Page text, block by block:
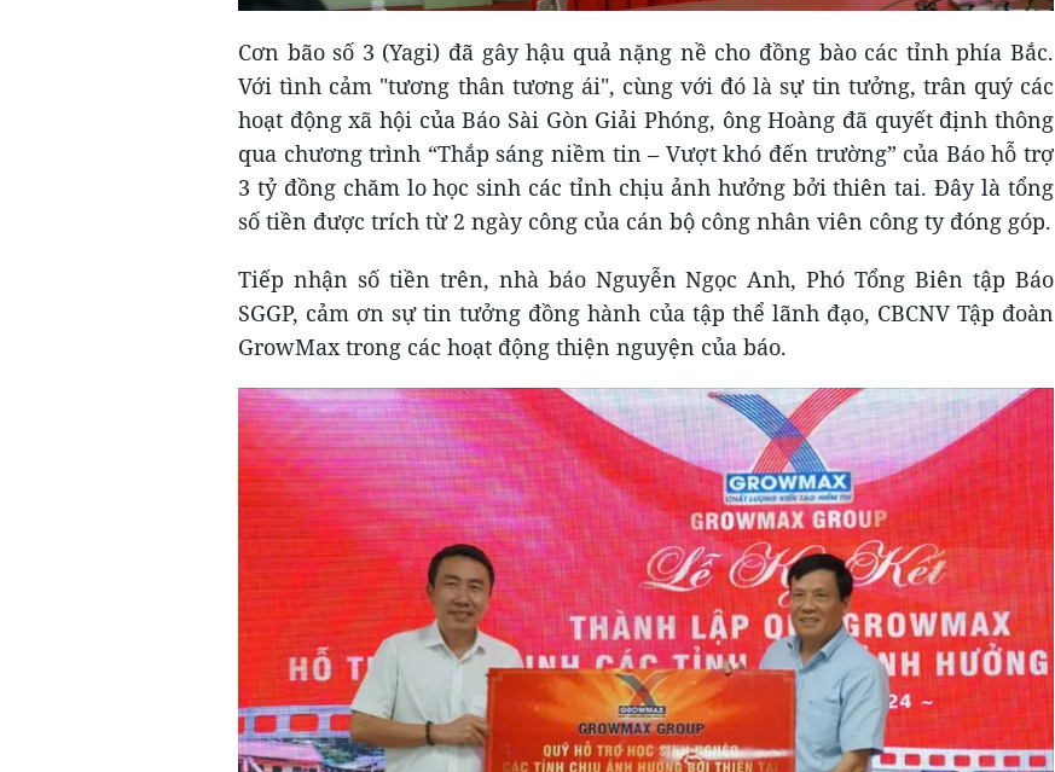
Cơn bão số 3 (Yagi) đã gây hậu quả nặng nề cho đồng bào các tỉnh phía Bắc.
Với tình cảm "tương thân tương ái", cùng với đó là sự tin tưởng, trân quý các
hoạt động xã hội của Báo Sài Gòn Giải Phóng, ông Hoàng đã quyết định thông
qua chương trình “Thắp sáng niềm tin – Vượt khó đến trường” của Báo hỗ trợ
3 tỷ đồng chăm lo học sinh các tỉnh chịu ảnh hưởng bởi thiên tai. Đây là tổng
số tiền được trích từ 2 ngày công của cán bộ công nhân viên công ty đóng góp.
Tiếp nhận số tiền trên, nhà báo Nguyễn Ngọc Anh, Phó Tổng Biên tập Báo
SGGP, cảm ơn sự tin tưởng đồng hành của tập thể lãnh đạo, CBCNV Tập đoàn
GrowMax trong các hoạt động thiện nguyện của báo.